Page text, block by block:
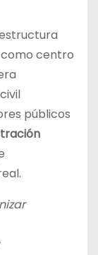
centro
públicos